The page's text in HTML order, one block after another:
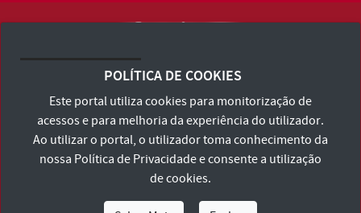
Consulte os Termos e Condições e Política de Privacidade
Declaração de Acessibilidade
POLÍTICA DE COOKIES
Este portal utiliza cookies para monitorização de
acessos e para melhoria da experiência do utilizador.
Ao utilizar o portal, o utilizador toma conhecimento da
nossa Política de Privacidadee consente a utilização
de cookies.